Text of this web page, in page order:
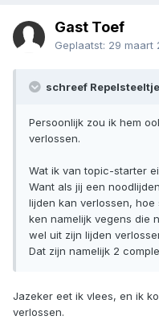
Gast Toef
Geplaatst: 29 maart
schreef
Persoonlijk zou ik hem
verlossen.
Wat ik van topic-starter
Want als jij een
lijden kan verlossen,
ken namelijk vegens die
wel uit zijn lijden
Dat zijn namelijk 2
Jazeker eet ik vlees, en ik
verlossen.